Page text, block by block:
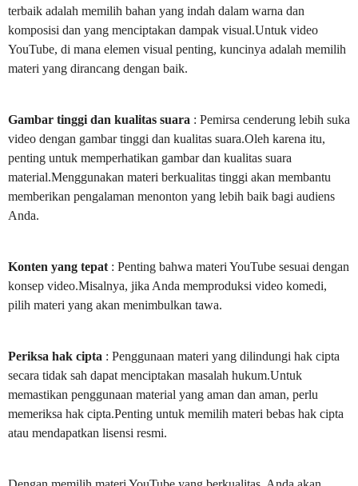
terbaik adalah memilih bahan yang indah dalam warna dan
komposisi dan yang menciptakan dampak visual.Untuk video
YouTube, di mana elemen visual penting, kuncinya adalah memilih
materi yang dirancang dengan baik.
Gambar tinggi dan kualitas suara : Pemirsa cenderung lebih suka
video dengan gambar tinggi dan kualitas suara.Oleh karena itu,
penting untuk memperhatikan gambar dan kualitas suara
material.Menggunakan materi berkualitas tinggi akan membantu
memberikan pengalaman menonton yang lebih baik bagi audiens
Anda.
Konten yang tepat : Penting bahwa materi YouTube sesuai dengan
konsep video.Misalnya, jika Anda memproduksi video komedi,
pilih materi yang akan menimbulkan tawa.
Periksa hak cipta : Penggunaan materi yang dilindungi hak cipta
secara tidak sah dapat menciptakan masalah hukum.Untuk
memastikan penggunaan material yang aman dan aman, perlu
memeriksa hak cipta.Penting untuk memilih materi bebas hak cipta
atau mendapatkan lisensi resmi.